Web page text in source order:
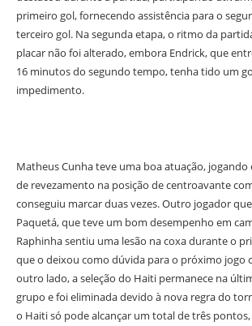
primeiro gol, fornecendo assistência para o
terceiro gol. Na segunda etapa, o ritmo da
placar não foi alterado, embora Endrick, que
16 minutos do segundo tempo, tenha tido um
impedimento.
Matheus Cunha teve uma boa atuação,
de revezamento na posição de centroavante
conseguiu marcar duas vezes. Outro jogador
Paquetá, que teve um bom desempenho em
Raphinha sentiu uma lesão na coxa durante o
que o deixou como dúvida para o próximo jogo
outro lado, a seleção do Haiti permanece na
grupo e foi eliminada devido à nova regra do
o Haiti só pode alcançar um total de três